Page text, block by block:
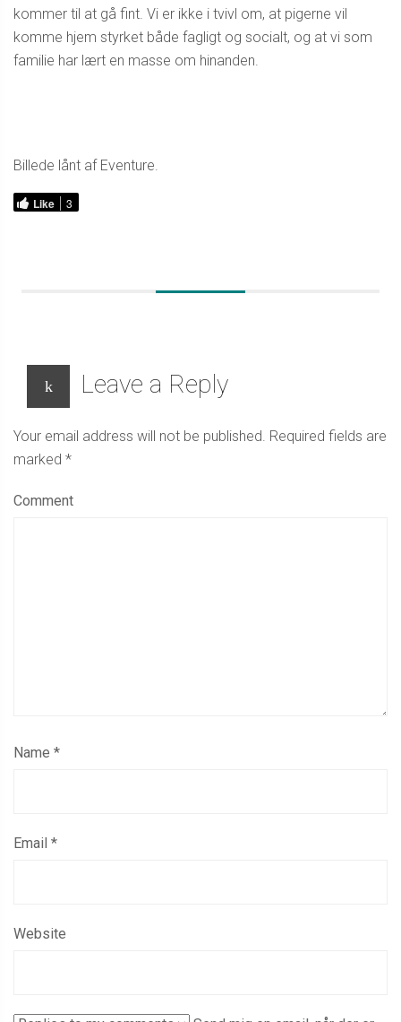
kommer til at gå fint. Vi er ikke i tvivl om, at pigerne vil
komme hjem styrket både fagligt og socialt, og at vi som
familie har lært en masse om hinanden.
Billede lånt af Eventure.
Like 3
Leave a Reply
Your email address will not be published. Required fields are
marked *
Comment
Name *
Email *
Website